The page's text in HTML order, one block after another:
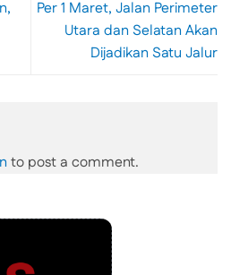
Per 1 Maret, Jalan Perimeter
Utara dan Selatan Akan
Dijadikan Satu Jalur
to post a comment.